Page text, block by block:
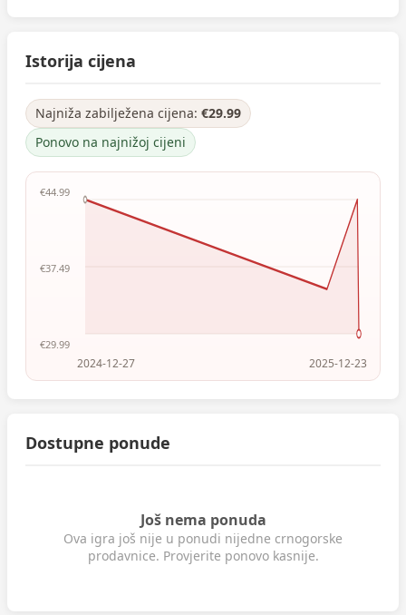
Istorija cijena
Najniža zabilježena cijena: €29.99
Ponovo na najnižoj cijeni
€44.99
€37.49
€29.99
2024-12-27 2025-12-23
Dostupne ponude
Još nema ponuda
Ova igra još nije u ponudi nijedne crnogorske
prodavnice. Provjerite ponovo kasnije.